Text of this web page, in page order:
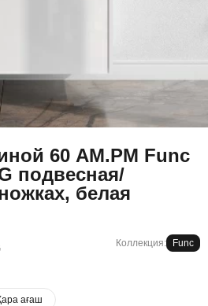
60 AM.PM Func
подвесная/
белая
Коллекция: Func
ағаш